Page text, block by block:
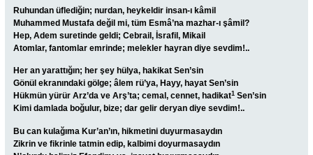
Ruhundan üflediğin; nurdan, heykeldir insan-ı kâmil
Muhammed Mustafa değil mi, tüm Esmâ’na mazhar-ı şâmil?
Hep, Adem suretinde geldi; Cebrail, İsrafil, Mikail
Atomlar, fantomlar emrinde; melekler hayran diye sevdim!..
Her an yarattığın; her şey hülya, hakikat Sen’sin
Gönül ekranındaki gölge; âlem rü’ya, Hayy, hayat Sen’sin
Hükmün yürür Arz’da ve Arş’ta; cemal, cennet, hadikat1 Sen’sin
Kimi damlada boğulur, bize; dar gelir deryan diye sevdim!..
Bu can kulağıma Kur’an’ın, hikmetini duyurmasaydın
Zikrin ve fikrinle tatmin edip, kalbimi doyurmasaydın